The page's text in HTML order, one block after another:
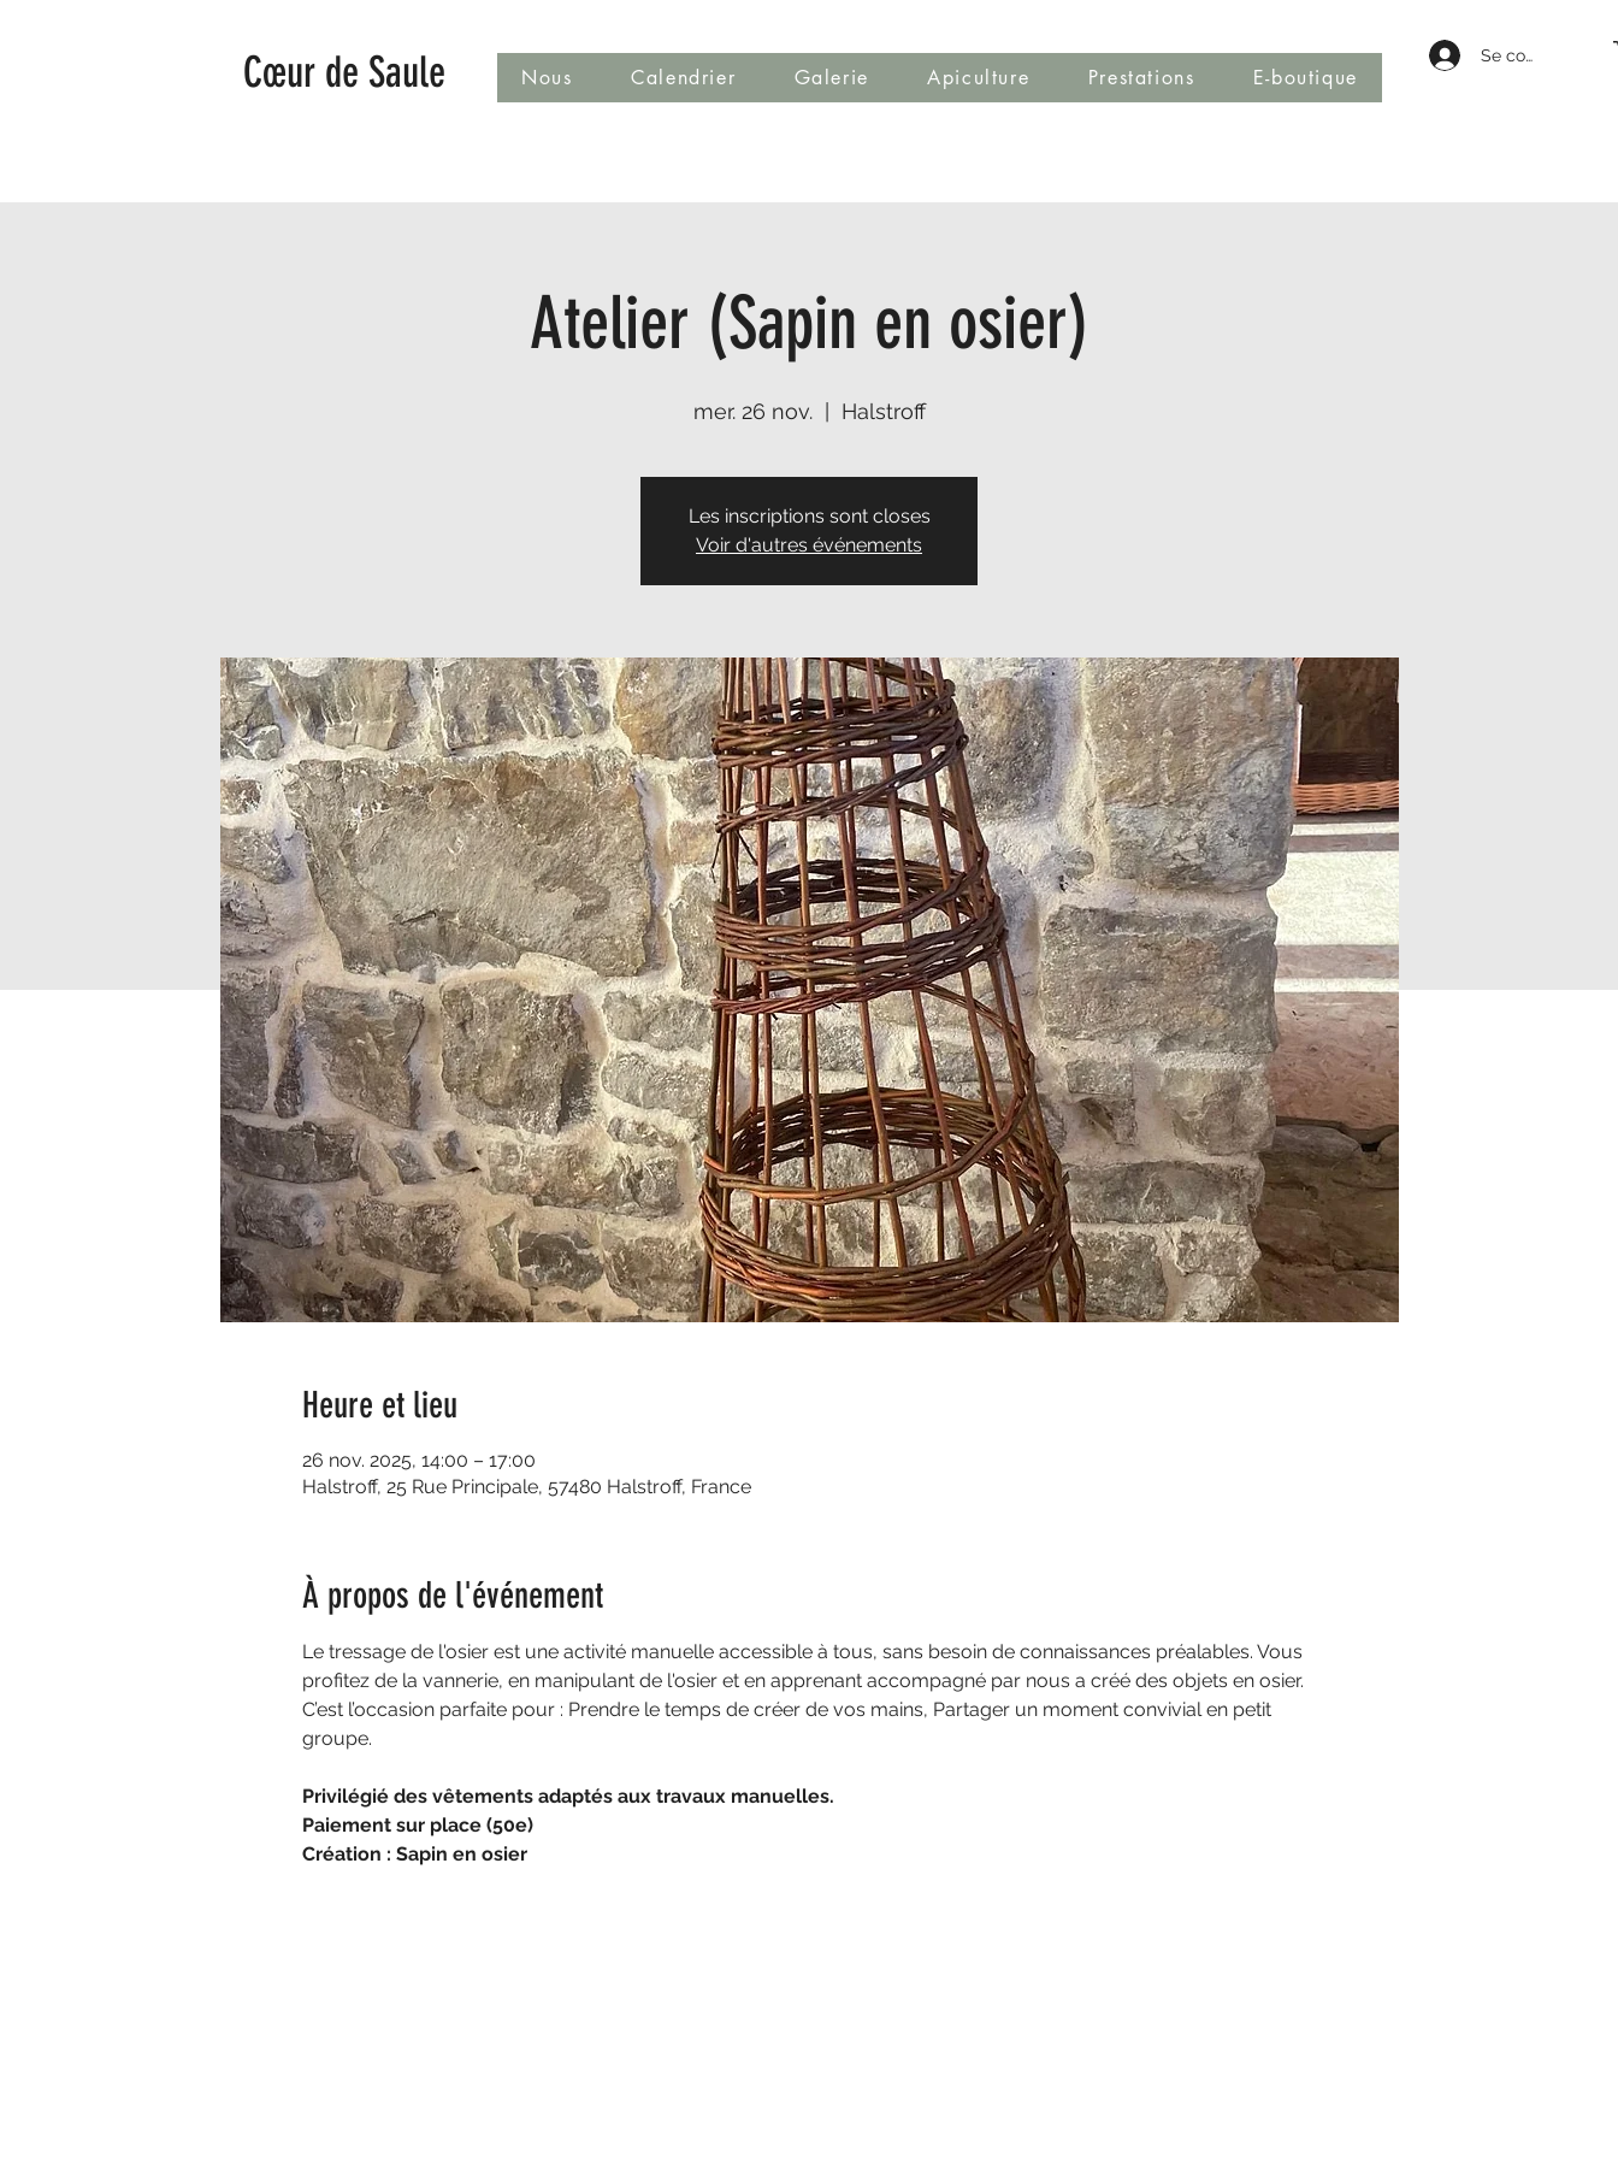
Se connecter
Cœur de Saule Nous Calendrier Galerie Apiculture Prestations E-boutique
Atelier (Sapin en osier)
mer. 26 nov.
  |
Halstroff
Les inscriptions sont closes
Voir d'autres événements
Heure et lieu
26 nov. 2025, 14:00 – 17:00
Halstroff, 25 Rue Principale, 57480 Halstroff, France
À propos de l'événement
Le tressage de l'osier est une activité manuelle accessible à tous, sans besoin de connaissances préalables. Vous
profitez de la vannerie, en manipulant de l'osier et en apprenant accompagné par nous a créé des objets en osier.
C’est l’occasion parfaite pour : Prendre le temps de créer de vos mains, Partager un moment convivial en petit
groupe.
Privilégié des vêtements adaptés aux travaux manuelles.
Paiement sur place (50e)
Création : Sapin en osier